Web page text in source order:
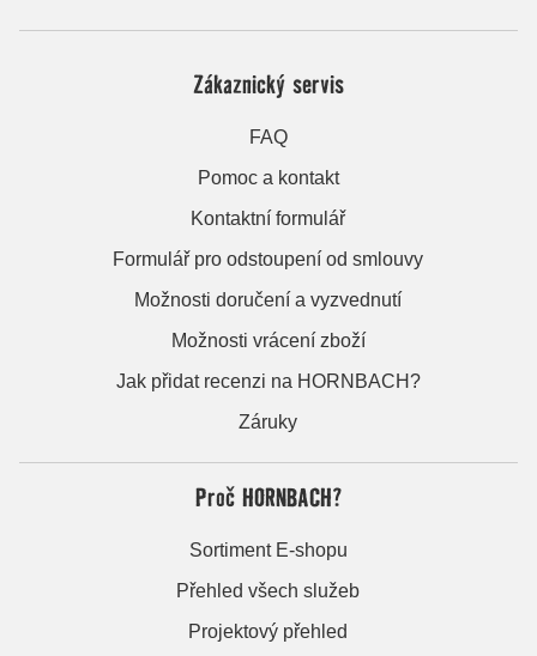
Zákaznický servis
FAQ
Pomoc a kontakt
Kontaktní formulář
Formulář pro odstoupení od smlouvy
Možnosti doručení a vyzvednutí
Možnosti vrácení zboží
Jak přidat recenzi na HORNBACH?
Záruky
Proč HORNBACH?
Sortiment E-shopu
Přehled všech služeb
Projektový přehled